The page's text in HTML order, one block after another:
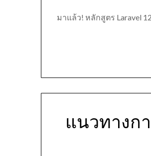
มาแล้ว! หลักสูตร Laravel
แนวทางก